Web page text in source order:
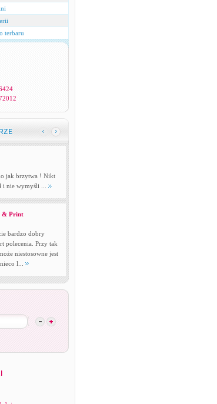
terbaru
jak brzytwa ! Nikt
i nie wymyśli ...
& Print
bardzo dobry
polecenia. Przy tak
niestosowne jest
l...